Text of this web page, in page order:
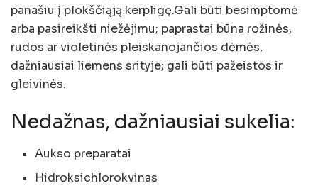
panašiu į plokščiąją kerpligę.Gali būti besimptomė
arba pasireikšti niežėjimu; paprastai būna rožinės,
rudos ar violetinės pleiskanojančios dėmės,
dažniausiai liemens srityje; gali būti pažeistos ir
gleivinės.
Nedažnas, dažniausiai sukelia:
Aukso preparatai
Hidroksichlorokvinas